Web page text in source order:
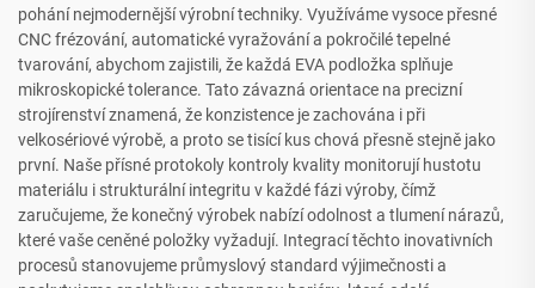
pohání nejmodernější výrobní techniky. Využíváme vysoce přesné
CNC frézování, automatické vyražování a pokročilé tepelné
tvarování, abychom zajistili, že každá EVA podložka splňuje
mikroskopické tolerance. Tato závazná orientace na precizní
strojírenství znamená, že konzistence je zachována i při
velkosériové výrobě, a proto se tisící kus chová přesně stejně jako
první. Naše přísné protokoly kontroly kvality monitorují hustotu
materiálu i strukturální integritu v každé fázi výroby, čímž
zaručujeme, že konečný výrobek nabízí odolnost a tlumení nárazů,
které vaše ceněné položky vyžadují. Integrací těchto inovativních
procesů stanovujeme průmyslový standard výjimečnosti a